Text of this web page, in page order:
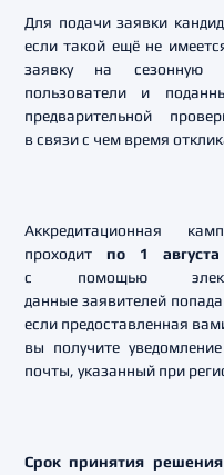
Для подачи заявки
если такой ещё не
заявку на сезонную
пользователи и
предварительной
в связи с чем время
Аккредитационная
проходит по 1
с помощью
данные заявителей
если предоставленная
вы получите
почты, указанный при
Срок принятия решения